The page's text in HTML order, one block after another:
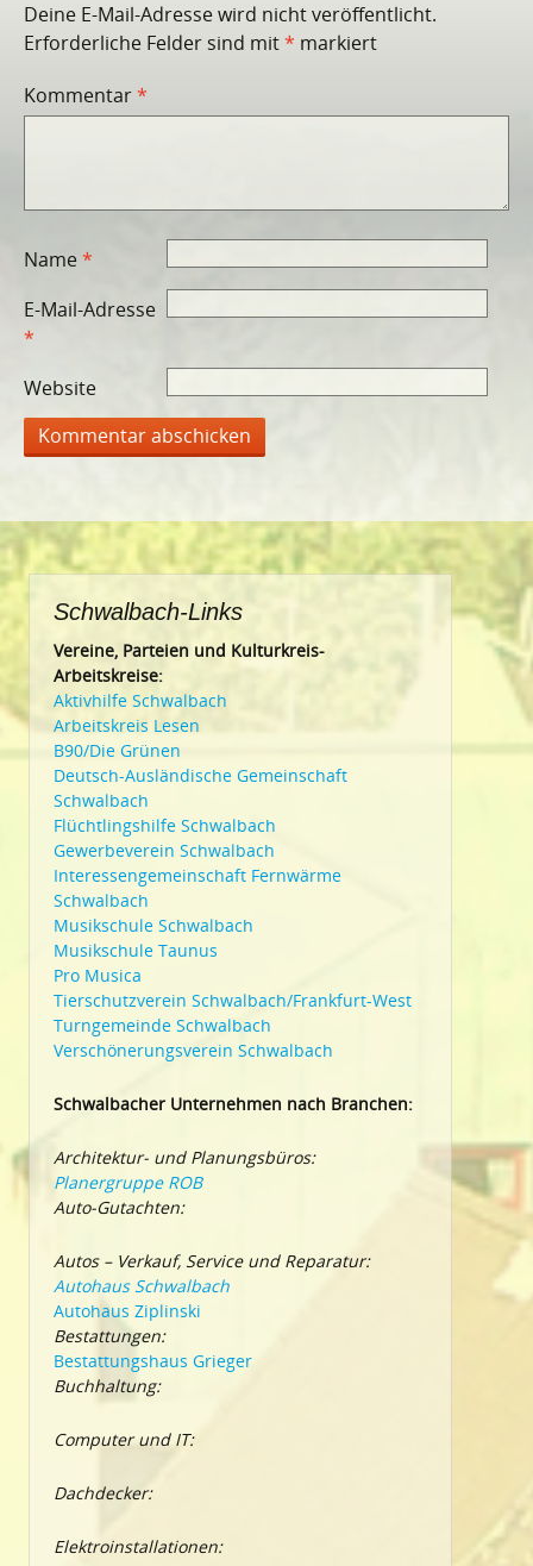
Deine E-Mail-Adresse wird nicht veröffentlicht.
Erforderliche Felder sind mit* markiert
Kommentar*
Name*
E-Mail-Adresse
*
Website
Schwalbach-Links
Vereine, Parteien und Kulturkreis-
Arbeitskreise:
Aktivhilfe Schwalbach
Arbeitskreis Lesen
B90/Die Grünen
Deutsch-Ausländische Gemeinschaft
Schwalbach
Flüchtlingshilfe Schwalbach
Gewerbeverein Schwalbach
Interessengemeinschaft Fernwärme
Schwalbach
Musikschule Schwalbach
Musikschule Taunus
Pro Musica
Tierschutzverein Schwalbach/Frankfurt-West
Turngemeinde Schwalbach
Verschönerungsverein Schwalbach
Schwalbacher Unternehmen nach Branchen:
Architektur- und Planungsbüros:
Planergruppe ROB
Auto-Gutachten:
Autos – Verkauf, Service und Reparatur:
Autohaus Schwalbach
Autohaus Ziplinski
Bestattungen:
Bestattungshaus Grieger
Buchhaltung:
Computer und IT:
Dachdecker:
Elektroinstallationen: